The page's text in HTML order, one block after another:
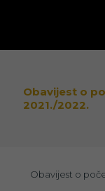
Obavijest o
2021./2022.
Obavijest o